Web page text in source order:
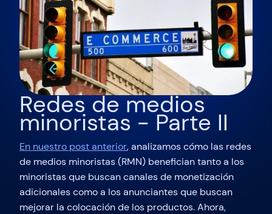
Redes de medios
minoristas - Parte II
En nuestro post anterior, analizamos cómo las redes
de medios minoristas (RMN) benefician tanto a los
minoristas que buscan canales de monetización
adicionales como a los anunciantes que buscan
mejorar la colocación de los productos. Ahora,